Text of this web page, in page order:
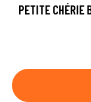
PETITE CHÉRIE